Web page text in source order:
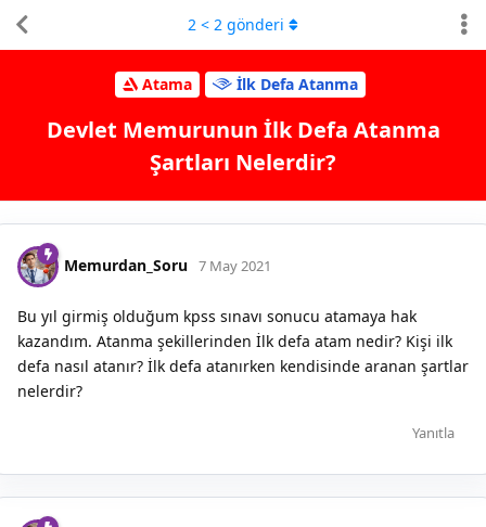
Atama İlk Defa Atanma
Devlet Memurunun İlk Defa Atanma
Şartları Nelerdir?
2 < 2 gönderi
Memurdan_Soru 7 May 2021
Bu yıl girmiş olduğum kpss sınavı sonucu atamaya hak
kazandım. Atanma şekillerinden İlk defa atam nedir? Kişi ilk
defa nasıl atanır? İlk defa atanırken kendisinde aranan şartlar
nelerdir?
Yanıtla